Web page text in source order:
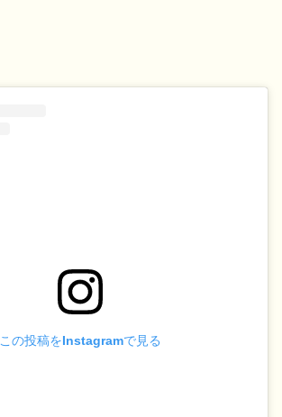
この投稿をInstagramで見る